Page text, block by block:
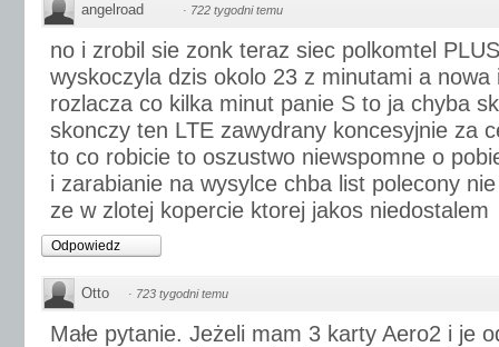
angelroad · 722 tygodni temu
no i zrobil sie zonk teraz siec polkomtel
wyskoczyla dzis okolo 23 z minutami a nowa
rozlacza co kilka minut panie S to ja chyba
skonczy ten LTE zawydrany koncesyjnie za
to co robicie to oszustwo niewspomne o
i zarabianie na wysylce chba list polecony
ze w zlotej kopercie ktorej jakos niedostalem
Odpowiedz
Otto · 723 tygodni temu
Małe pytanie. Jeżeli mam 3 karty Aero2 i je